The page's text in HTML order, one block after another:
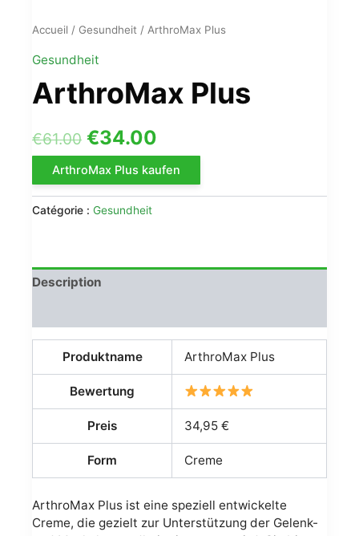
Accueil / Gesundheit / ArthroMax Plus
Gesundheit
ArthroMax Plus
€61.00 Le
prix
initial
était :
€34.00
prix
actuel
ArthroMax Plus kaufen
Catégorie : Gesundheit
Description
Produktname ArthroMax Plus
Bewertung
Preis 34,95 €
Form Creme
ArthroMax Plus ist eine speziell entwickelte
Creme, die gezielt zur Unterstützung der Gelenk-